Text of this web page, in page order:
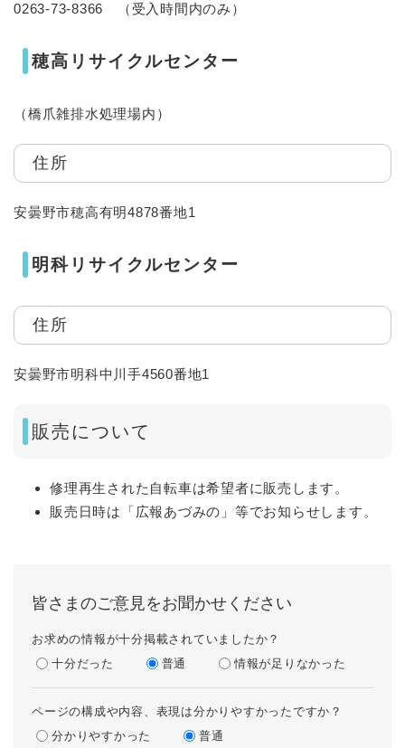
0263-73-8366 （受入時間内のみ）
穂高リサイクルセンター
（橋爪雑排水処理場内）
住所
安曇野市穂高有明4878番地1
明科リサイクルセンター
住所
安曇野市明科中川手4560番地1
販売について
修理再生された自転車は希望者に販売します。
販売日時は「広報あづみの」等でお知らせします。
皆さまのご意見をお聞かせください
お求めの情報が十分掲載されていましたか？
十分だった
普通 情報が足りなかった
ページの構成や内容、表現は分かりやすかったですか？
分かりやすかった
普通